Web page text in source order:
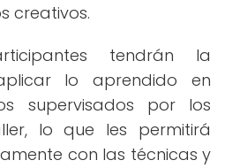
creativos.
tendrán la
lo aprendido en
supervisados por los
lo que les permitirá
con las técnicas y